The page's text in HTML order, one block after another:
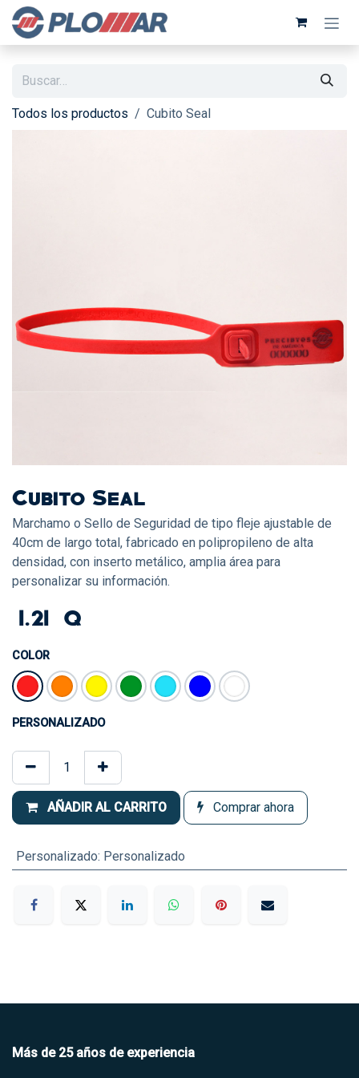
Ir al contenido
Todos los productos Cubito Seal
Cubito Seal
Marchamo o Sello de Seguridad de tipo fleje ajustable de
40cm de largo total, fabricado en polipropileno de alta
densidad, con inserto metálico, amplia área para
personalizar su información.
1.21 Q
COLOR
PERSONALIZADO
AÑADIR AL CARRITO Comprar ahora
Personalizado: Personalizado
​Más de 25 años de experiencia